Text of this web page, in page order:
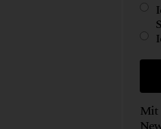
Mit